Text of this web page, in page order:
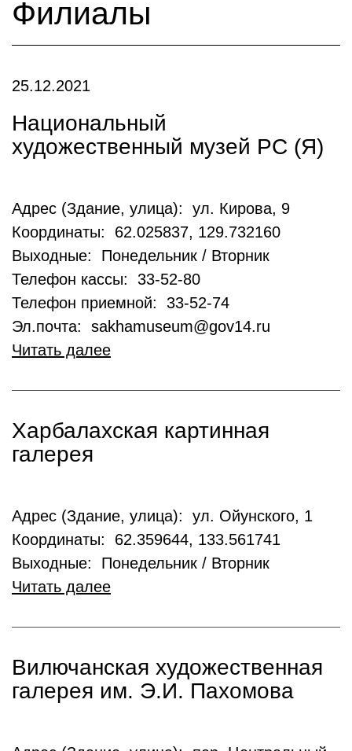
Филиалы
25.12.2021
Национальный
художественный музей РС (Я)
Адрес (Здание, улица): ул. Кирова, 9
Координаты: 62.025837, 129.732160
Выходные: Понедельник / Вторник
Телефон кассы: 33-52-80
Телефон приемной: 33-52-74
Эл.почта: sakhamuseum@gov14.ru
Читать далее
Харбалахская картинная
галерея
Адрес (Здание, улица): ул. Ойунского, 1
Координаты: 62.359644, 133.561741
Выходные: Понедельник / Вторник
Читать далее
Вилючанская художественная
галерея им. Э.И. Пахомова